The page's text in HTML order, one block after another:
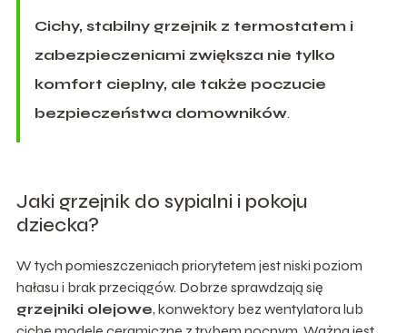
Cichy, stabilny grzejnik z termostatem i
zabezpieczeniami zwiększa nie tylko
komfort cieplny, ale także poczucie
bezpieczeństwa domowników.
Jaki grzejnik do sypialni i pokoju
dziecka?
W tych pomieszczeniach priorytetem jest niski poziom
hałasu i brak przeciągów. Dobrze sprawdzają się
grzejniki olejowe, konwektory bez wentylatora lub